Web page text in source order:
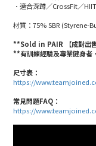
．適合深蹲／CrossFit／
材質：75% SBR (Styrene-
**Sold in PAIR 【成對出
**有訓練經驗及專業健身者
尺寸表：
https://
常見問題FAQ：
https://